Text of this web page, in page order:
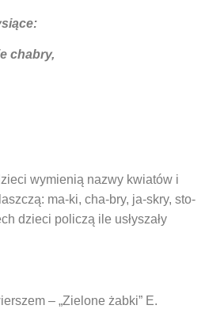
chabry,
wymienią nazwy kwiatów i
ma-ki, cha-bry, ja-skry, sto-
dzieci policzą ile usłyszały
– „Zielone żabki” E.